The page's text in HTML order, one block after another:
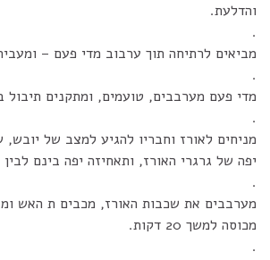
והדלעת.
.
מביאים לרתיחה תוך ערבוב מדי פעם –
.
מדי פעם מערבבים, טועמים, ומתקנים
.
מניחים לאורז וחבריו להגיע למצב של
יפה של גרגרי האורז, ותאחיזה יפה בינם
.
מערבבים את שכבות האורז, מכבים ת האש
מכוסה למשך 20 דקות.
.